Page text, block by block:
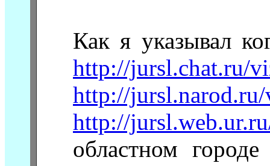
Как я указывал
http://jursl.chat.ru/
http://
http://
областном